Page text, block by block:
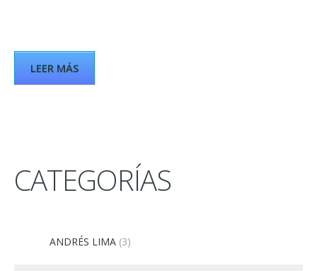
LEER MÁS
CATEGORÍAS
ANDRÉS LIMA (3)